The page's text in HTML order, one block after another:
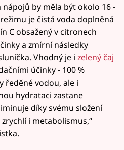
by měla být okolo 16 -
je čistá voda doplněná
C obsažený v citronech
a zmírní následky
Vhodný je i zelený čaj
účinky - 100 %
ředěné vodou, ale i
hydrataci zastane
díky svému složení
i metabolismus,“